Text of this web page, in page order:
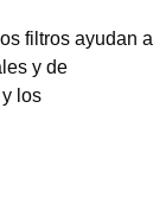
filtros ayudan a
y de
los